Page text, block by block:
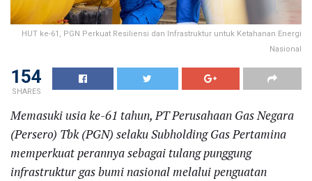
HUT ke-61, PGN Perkuat Resiliensi dan Infrastruktur untuk Ketahanan Energi
Nasional
154
SHARES
Memasuki usia ke-61 tahun, PT Perusahaan Gas Negara
(Persero) Tbk (PGN) selaku Subholding Gas Pertamina
memperkuat perannya sebagai tulang punggung
infrastruktur gas bumi nasional melalui penguatan